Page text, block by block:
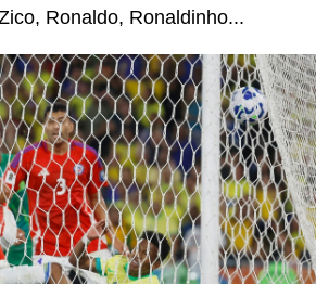
Ronaldo, Ronaldinho...